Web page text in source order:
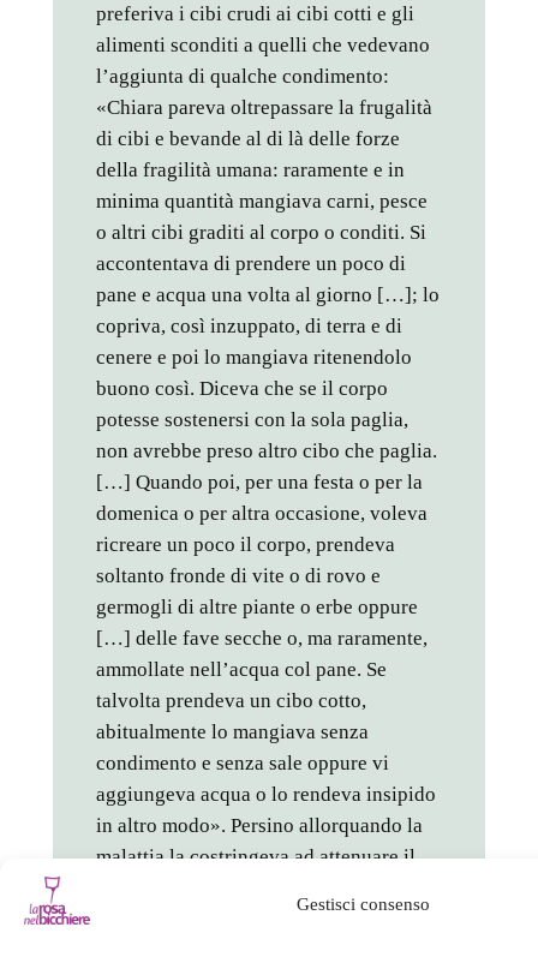
Gestisci consenso
preferiva i cibi crudi ai cibi cotti e gli
alimenti sconditi a quelli che vedevano
l’aggiunta di qualche condimento:
«Chiara pareva oltrepassare la frugalità
di cibi e bevande al di là delle forze
della fragilità umana: raramente e in
minima quantità mangiava carni, pesce
o altri cibi graditi al corpo o conditi. Si
accontentava di prendere un poco di
pane e acqua una volta al giorno […]; lo
copriva, così inzuppato, di terra e di
cenere e poi lo mangiava ritenendolo
buono così. Diceva che se il corpo
potesse sostenersi con la sola paglia,
non avrebbe preso altro cibo che paglia.
[…] Quando poi, per una festa o per la
domenica o per altra occasione, voleva
ricreare un poco il corpo, prendeva
soltanto fronde di vite o di rovo e
germogli di altre piante o erbe oppure
[…] delle fave secche o, ma raramente,
ammollate nell’acqua col pane. Se
talvolta prendeva un cibo cotto,
abitualmente lo mangiava senza
condimento e senza sale oppure vi
aggiungeva acqua o lo rendeva insipido
in altro modo». Persino allorquando la
malattia la costringeva ad attenuare il